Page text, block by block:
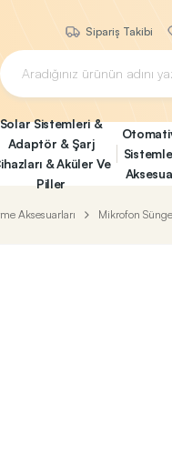
Sipariş Takibi
Solar Sistemleri &
Adaptör & Şarj
& Aküler Ve
Piller
Aksesuarları Mikrofon